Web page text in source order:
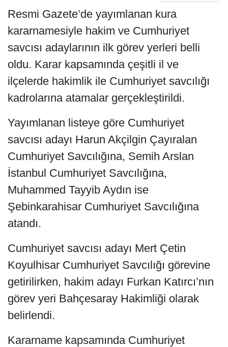
Resmi Gazete’de yayımlanan kura
kararnamesiyle hakim ve Cumhuriyet
savcısı adaylarının ilk görev yerleri belli
oldu. Karar kapsamında çeşitli il ve
ilçelerde hakimlik ile Cumhuriyet savcılığı
kadrolarına atamalar gerçekleştirildi.
Yayımlanan listeye göre Cumhuriyet
savcısı adayı Harun Akçilgin Çayıralan
Cumhuriyet Savcılığına, Semih Arslan
İstanbul Cumhuriyet Savcılığına,
Muhammed Tayyib Aydın ise
Şebinkarahisar Cumhuriyet Savcılığına
atandı.
Cumhuriyet savcısı adayı Mert Çetin
Koyulhisar Cumhuriyet Savcılığı görevine
getirilirken, hakim adayı Furkan Katırcı’nın
görev yeri Bahçesaray Hakimliği olarak
belirlendi.
Kararname kapsamında Cumhuriyet